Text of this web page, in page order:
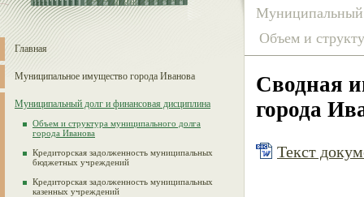
Главная
Муниципальное имущество города Иванова
Муниципальный долг и финансовая дисциплина
Объем и структура муниципального долга
города Иванова
Кредиторская задолженность муниципальных
бюджетных учреждений
Кредиторская задолженность муниципальных
казенных учреждений
Муниципальный
Объем и
Сводная
города
Текст